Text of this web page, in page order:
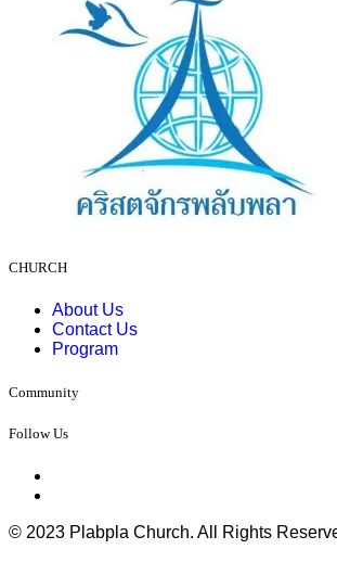
CHURCH
About Us
Contact Us
Program
Community
Follow Us
© 2023 Plabpla Church. All Rights